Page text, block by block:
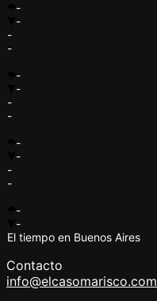
-
-
-
-
-
-
-
-
-
-
-
-
-
-
El tiempo en Buenos Aires
Contacto
info@elcasomarisco.com